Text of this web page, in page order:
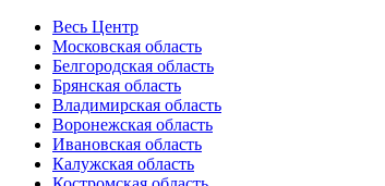
Весь Центр
Московская область
Белгородская область
Брянская область
Владимирская область
Воронежская область
Ивановская область
Калужская область